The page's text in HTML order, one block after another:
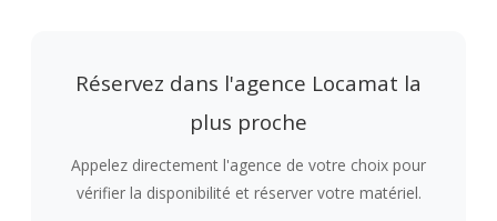
Réservez dans l'agence Locamat la
plus proche
Appelez directement l'agence de votre choix pour
vérifier la disponibilité et réserver votre matériel.